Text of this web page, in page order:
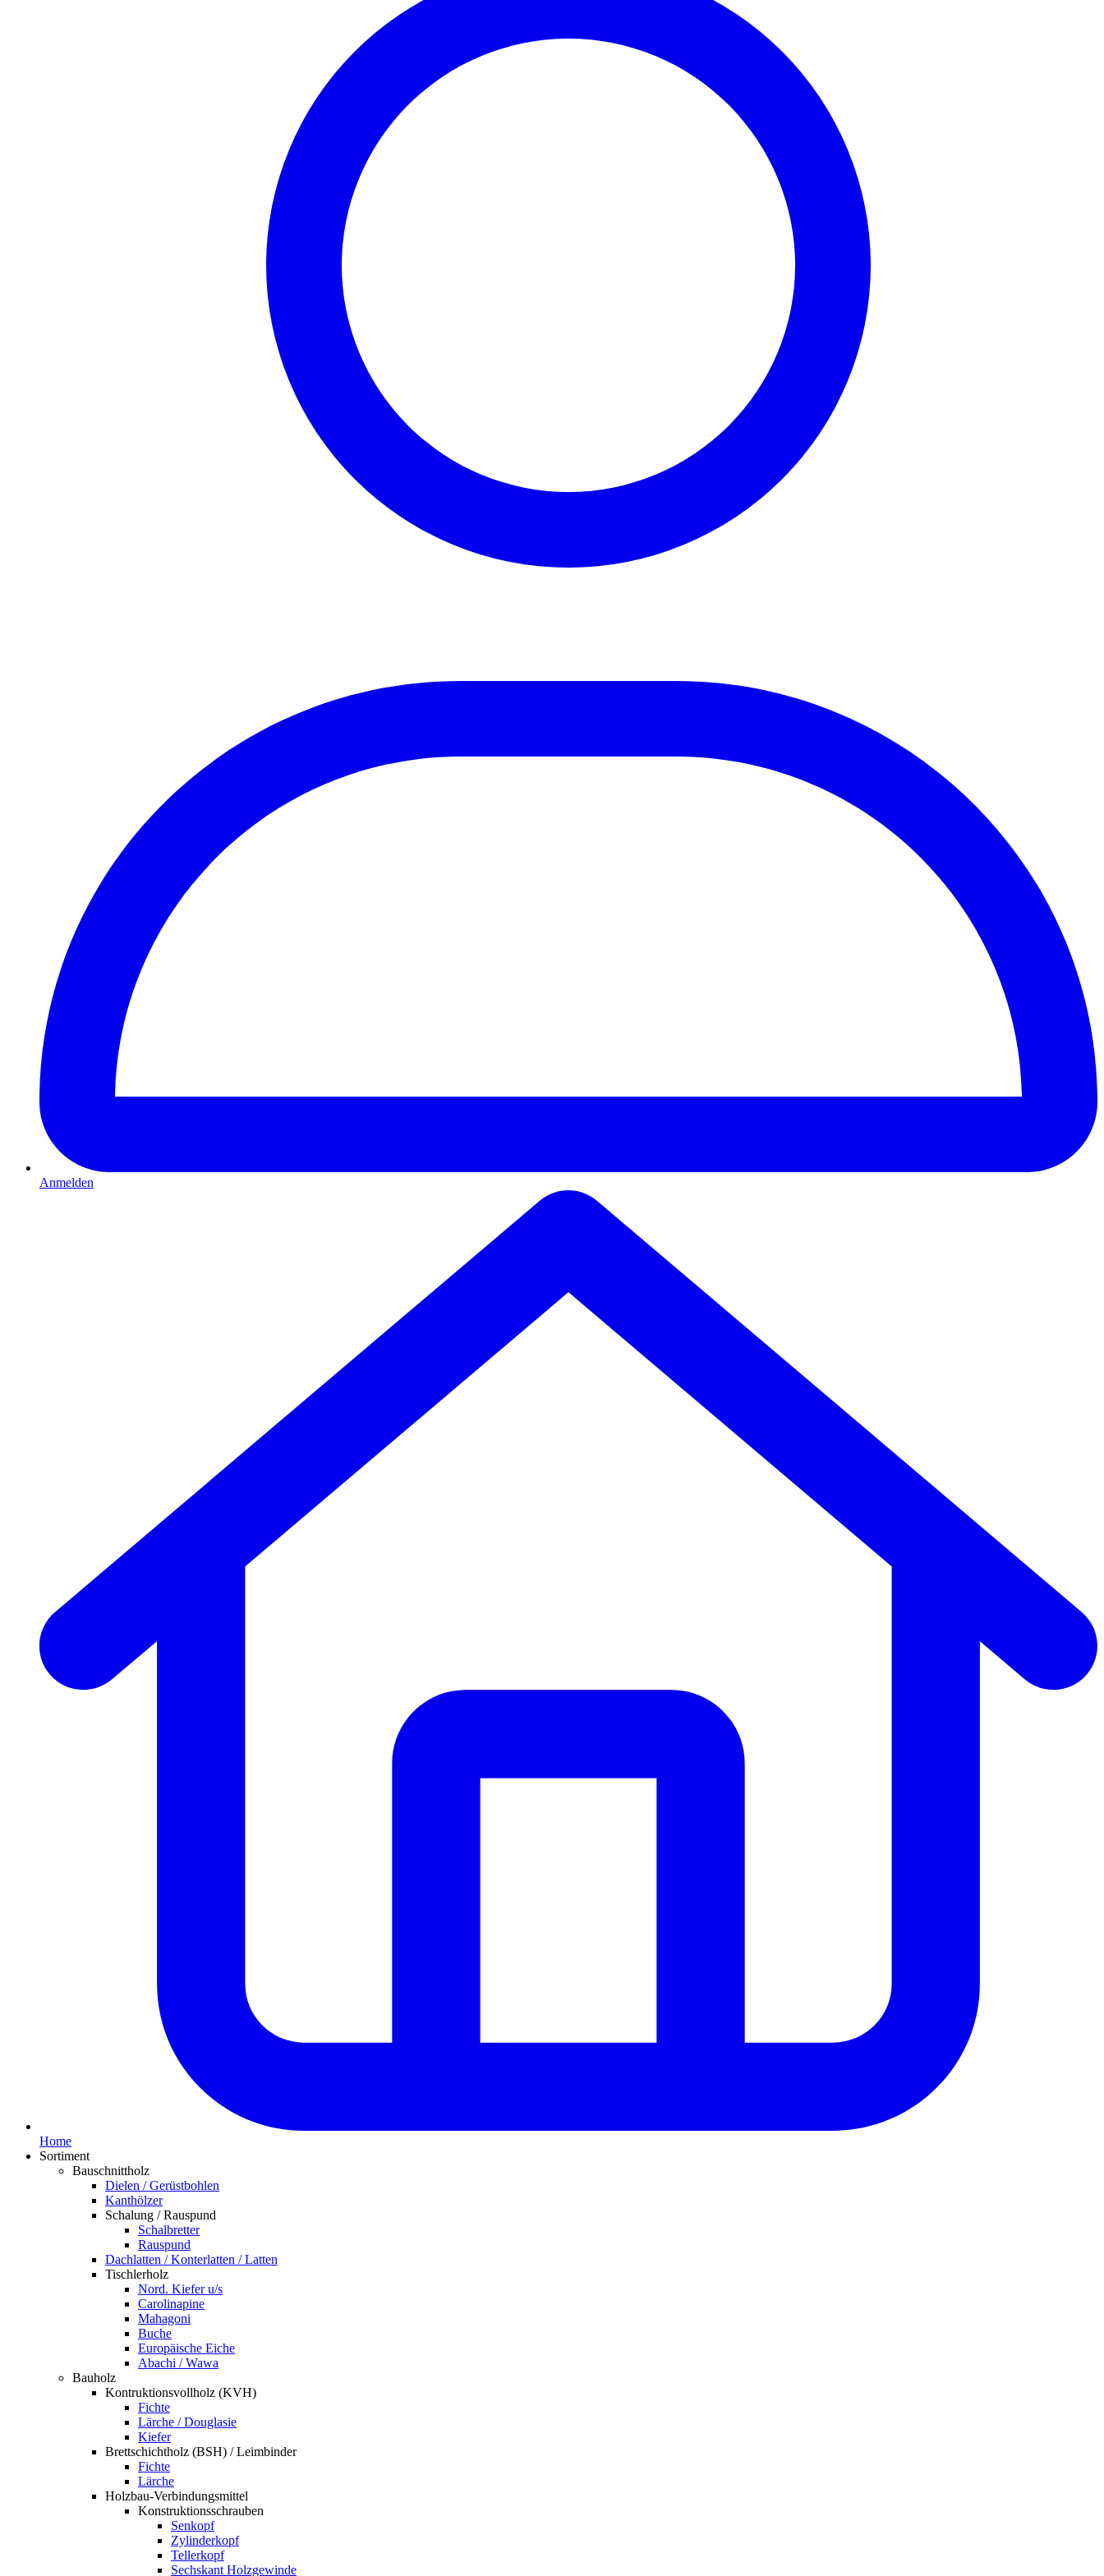
Anmelden
Home
Sortiment
Bauschnittholz
Dielen / Gerüstbohlen
Kanthölzer
Schalung / Rauspund
Schalbretter
Rauspund
Dachlatten / Konterlatten / Latten
Tischlerholz
Nord. Kiefer u/s
Carolinapine
Mahagoni
Buche
Europäische Eiche
Abachi / Wawa
Bauholz
Kontruktionsvollholz (KVH)
Fichte
Lärche / Douglasie
Kiefer
Brettschichtholz (BSH) / Leimbinder
Fichte
Lärche
Holzbau-Verbindungsmittel
Konstruktionsschrauben
Senkopf
Zylinderkopf
Tellerkopf
Sechskant Holzgewinde